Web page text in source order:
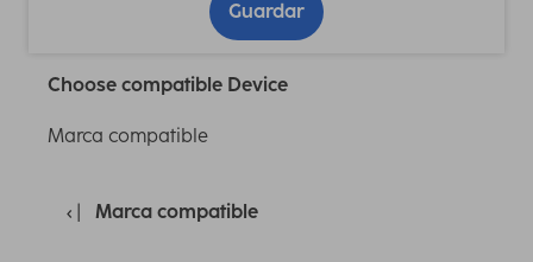
Guardar
Choose compatible Device
Marca compatible
Marca compatible